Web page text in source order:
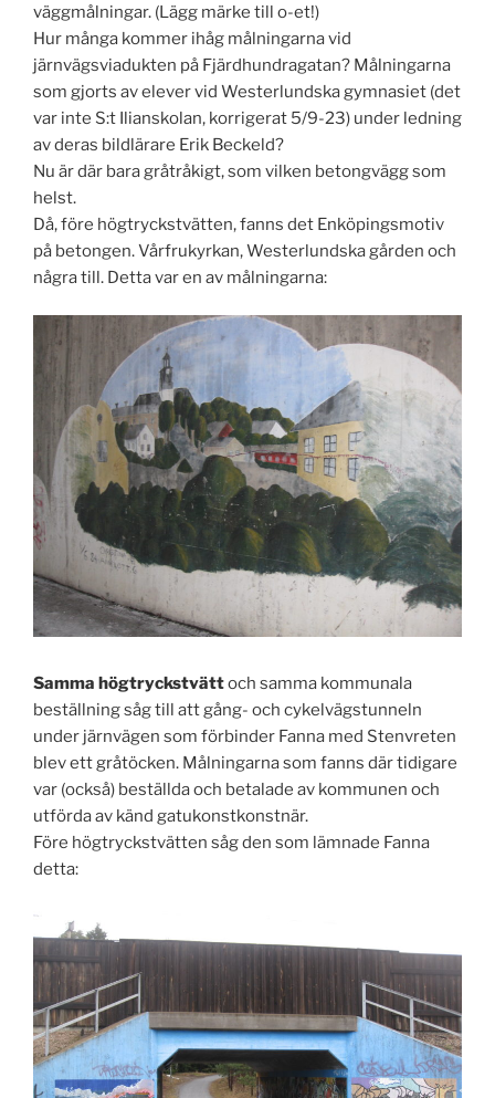
väggmålningar. (Lägg märke till o-et!)
Hur många kommer ihåg målningarna vid
järnvägsviadukten på Fjärdhundragatan? Målningarna
som gjorts av elever vid Westerlundska gymnasiet (det
var inte S:t Ilianskolan, korrigerat 5/9-23) under ledning
av deras bildlärare Erik Beckeld?
Nu är där bara gråtråkigt, som vilken betongvägg som
helst.
Då, före högtryckstvätten, fanns det Enköpingsmotiv
på betongen. Vårfrukyrkan, Westerlundska gården och
några till. Detta var en av målningarna:
Samma högtryckstvättoch samma kommunala
beställning såg till att gång- och cykelvägstunneln
under järnvägen som förbinder Fanna med Stenvreten
blev ett gråtöcken. Målningarna som fanns där tidigare
var (också) beställda och betalade av kommunen och
utförda av känd gatukonstkonstnär.
Före högtryckstvätten såg den som lämnade Fanna
detta: